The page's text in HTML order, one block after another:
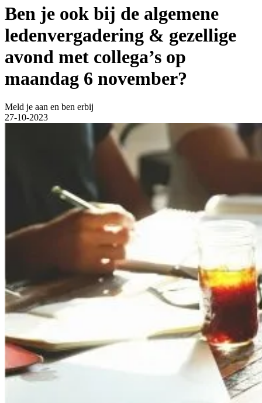
Ben je ook bij de algemene
ledenvergadering & gezellige
avond met collega’s op
maandag 6 november?
Meld je aan en ben erbij
27-10-2023